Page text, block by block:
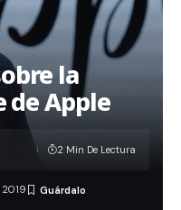
la
de Apple
2 Min De Lectura